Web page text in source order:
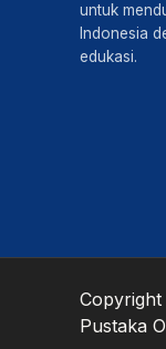
untuk
Indonesia
edukasi.
Pustaka